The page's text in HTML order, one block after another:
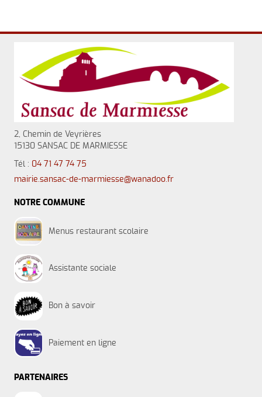
2, Chemin de Veyrières
15130 SANSAC DE MARMIESSE
Tél : 04 71 47 74 75
mairie.sansac-de-marmiesse@wanadoo.fr
NOTRE COMMUNE
Menus restaurant scolaire
Assistante sociale
Bon à savoir
Paiement en ligne
PARTENAIRES